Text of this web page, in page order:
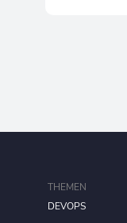
THEMEN
DEVOPS